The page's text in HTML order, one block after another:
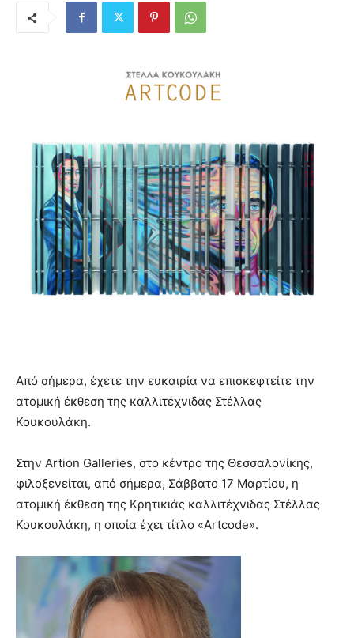
Από σήμερα, έχετε την ευκαιρία να επισκεφτείτε την
ατομική έκθεση της καλλιτέχνιδας Στέλλας
Κουκουλάκη.
Στην Artion Galleries, στο κέντρο της Θεσσαλονίκης,
φιλοξενείται, από σήμερα, Σάββατο 17 Μαρτίου, η
ατομική έκθεση της Κρητικιάς καλλιτέχνιδας Στέλλας
Κουκουλάκη, η οποία έχει τίτλο «Artcode».